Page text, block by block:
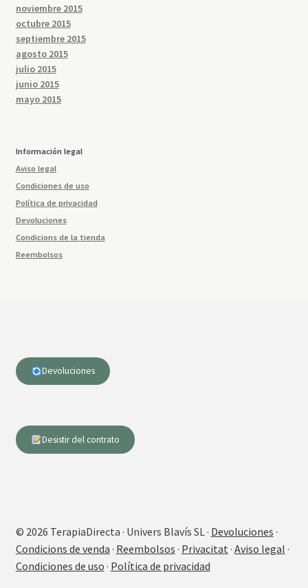
noviembre 2015
octubre 2015
septiembre 2015
agosto 2015
julio 2015
junio 2015
mayo 2015
Información legal
Aviso legal
Condiciones de uso
Política de privacidad
Devoluciones
Condicions de la tienda
Reembolsos
Devoluciones
Desistir del contrato
© 2026 TerapiaDirecta · Univers Blavís SL · Devoluciones ·
Condicions de venda · Reembolsos · Privacitat · Aviso legal ·
Condiciones de uso · Política de privacidad